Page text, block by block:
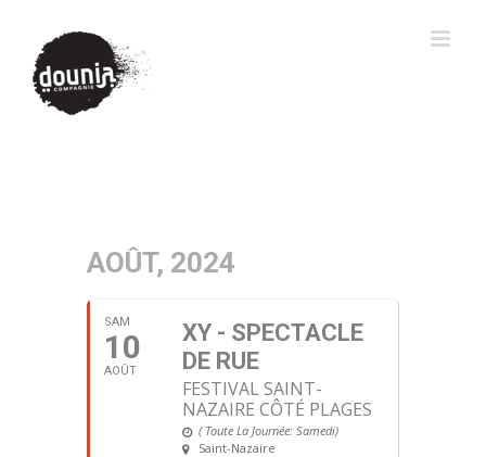
AOÛT, 2024
SAM
10
AOÛT
XY - SPECTACLE
DE RUE
FESTIVAL SAINT-
NAZAIRE CÔTÉ PLAGES
( Toute La Journée: Samedi)
Saint-Nazaire